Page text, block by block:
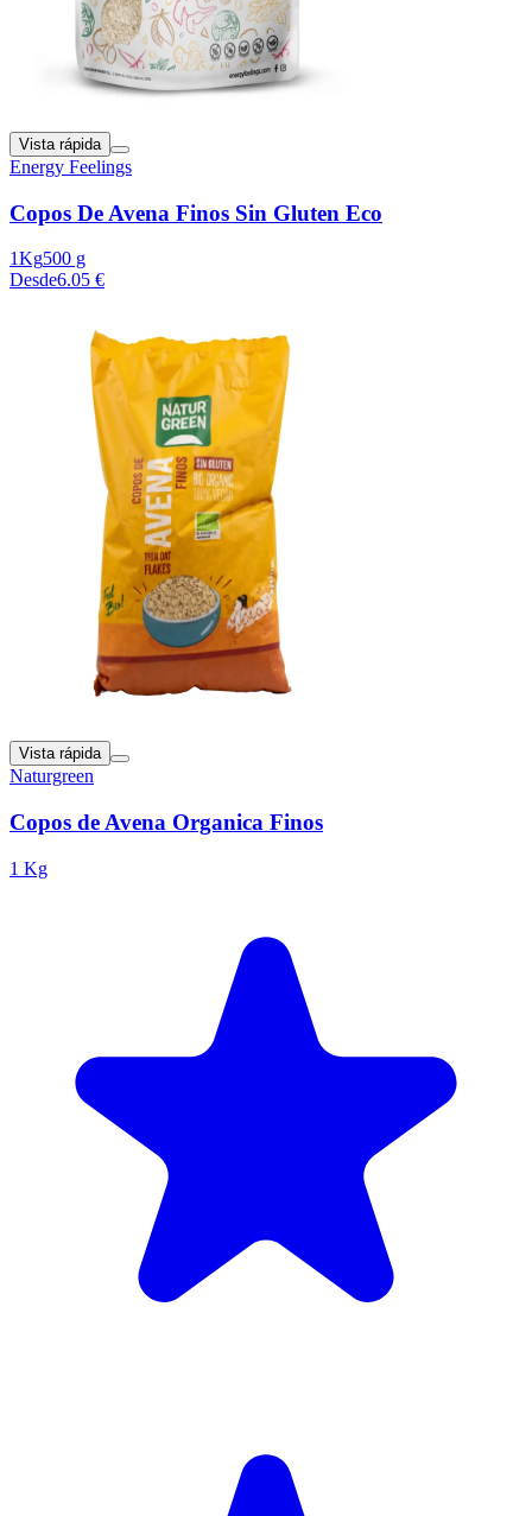
Vista rápida
Energy Feelings
Copos De Avena Finos Sin Gluten Eco
1Kg500 g
Desde6.05 €
Vista rápida
Naturgreen
Copos de Avena Organica Finos
1 Kg